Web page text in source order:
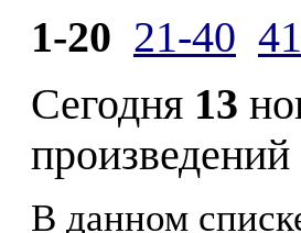
1-20 21-40
Сегодня 13
произведений
В данном